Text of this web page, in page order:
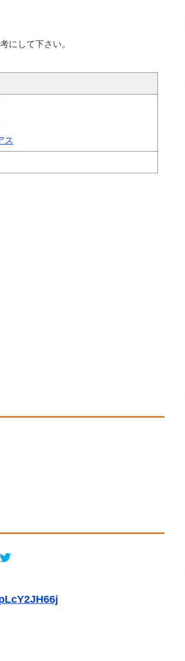
にして下さい。
ス